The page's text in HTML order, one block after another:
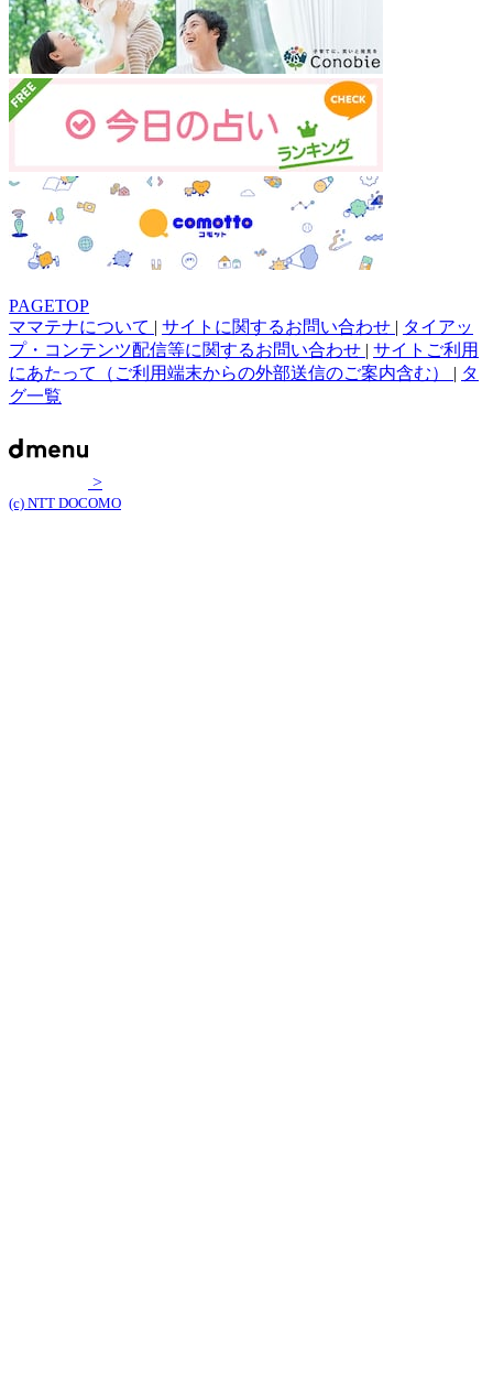
PAGETOP
ママテナについて | サイトに関するお問い合わせ | タイアッ
プ・コンテンツ配信等に関するお問い合わせ | サイトご利用
にあたって（ご利用端末からの外部送信のご案内含む） | タ
グ一覧
>
(c) NTT DOCOMO